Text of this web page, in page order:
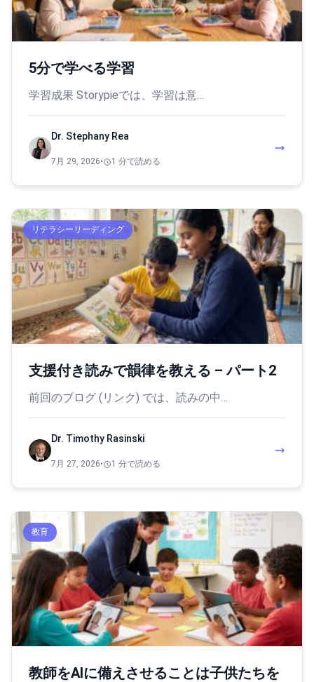
5分で学べる学習
学習成果 Storypieでは、学習は意…
Dr. Stephany Rea
7月 29, 2026• 1 分で読める
リテラシーリーディング
支援付き読みで韻律を教える – パート2
前回のブログ (リンク) では、読みの中…
Dr. Timothy Rasinski
7月 27, 2026• 1 分で読める
教育
教師をAIに備えさせることは子供たちを